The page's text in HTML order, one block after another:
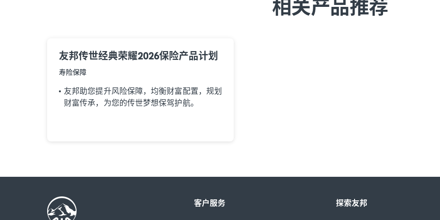
相关产品推荐
友邦传世经典荣耀2026保险产品计划
寿险保障
友邦助您提升风险保障，均衡财富配置，规划
财富传承，为您的传世梦想保驾护航。
客户服务 探索友邦